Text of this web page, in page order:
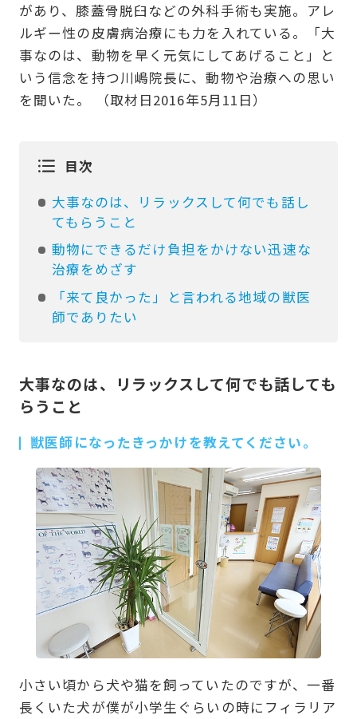
があり、膝蓋骨脱臼などの外科手術も実施。アレ
ルギー性の皮膚病治療にも力を入れている。「大
事なのは、動物を早く元気にしてあげること」と
いう信念を持つ川嶋院長に、動物や治療への思い
を聞いた。 （取材日2016年5月11日）
目次
大事なのは、リラックスして何でも話し
てもらうこと
動物にできるだけ負担をかけない迅速な
治療をめざす
「来て良かった」と言われる地域の獣医
師でありたい
大事なのは、リラックスして何でも話しても
らうこと
獣医師になったきっかけを教えてください。
小さい頃から犬や猫を飼っていたのですが、一番
長くいた犬が僕が小学生ぐらいの時にフィラリア